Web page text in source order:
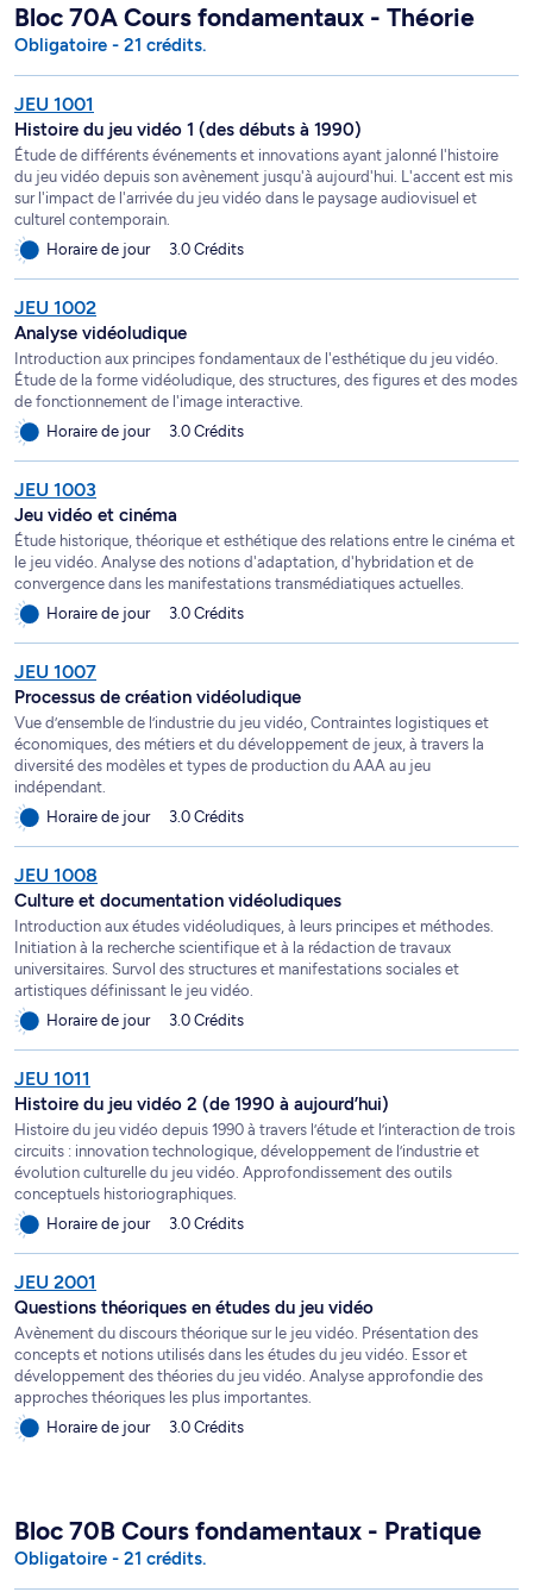
Bloc 70A Cours fondamentaux - Théorie
Obligatoire - 21 crédits.
JEU 1001
Histoire du jeu vidéo 1 (des débuts à 1990)
Étude de différents événements et innovations ayant jalonné l'histoire
du jeu vidéo depuis son avènement jusqu'à aujourd'hui. L'accent est mis
sur l'impact de l'arrivée du jeu vidéo dans le paysage audiovisuel et
culturel contemporain.
Horaire de jour
3.0 Crédits
JEU 1002
Analyse vidéoludique
Introduction aux principes fondamentaux de l'esthétique du jeu vidéo.
Étude de la forme vidéoludique, des structures, des figures et des modes
de fonctionnement de l'image interactive.
Horaire de jour
3.0 Crédits
JEU 1003
Jeu vidéo et cinéma
Étude historique, théorique et esthétique des relations entre le cinéma et
le jeu vidéo. Analyse des notions d'adaptation, d'hybridation et de
convergence dans les manifestations transmédiatiques actuelles.
Horaire de jour
3.0 Crédits
JEU 1007
Processus de création vidéoludique
Vue d’ensemble de l’industrie du jeu vidéo, Contraintes logistiques et
économiques, des métiers et du développement de jeux, à travers la
diversité des modèles et types de production du AAA au jeu
indépendant.
Horaire de jour
3.0 Crédits
JEU 1008
Culture et documentation vidéoludiques
Introduction aux études vidéoludiques, à leurs principes et méthodes.
Initiation à la recherche scientifique et à la rédaction de travaux
universitaires. Survol des structures et manifestations sociales et
artistiques définissant le jeu vidéo.
Horaire de jour
3.0 Crédits
JEU 1011
Histoire du jeu vidéo 2 (de 1990 à aujourd’hui)
Histoire du jeu vidéo depuis 1990 à travers l’étude et l’interaction de trois
circuits : innovation technologique, développement de l’industrie et
évolution culturelle du jeu vidéo. Approfondissement des outils
conceptuels historiographiques.
Horaire de jour
3.0 Crédits
JEU 2001
Questions théoriques en études du jeu vidéo
Avènement du discours théorique sur le jeu vidéo. Présentation des
concepts et notions utilisés dans les études du jeu vidéo. Essor et
développement des théories du jeu vidéo. Analyse approfondie des
approches théoriques les plus importantes.
Horaire de jour
3.0 Crédits
Bloc 70B Cours fondamentaux - Pratique
Obligatoire - 21 crédits.